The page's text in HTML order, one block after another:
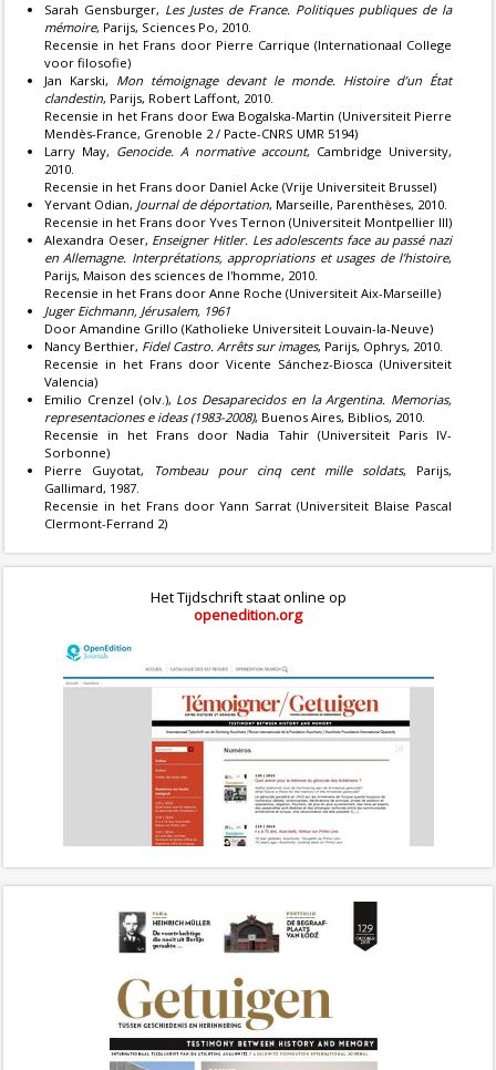
Sarah Gensburger, Les Justes de France. Politiques publiques de la
mémoire, Parijs, Sciences Po, 2010.
Recensie in het Frans door Pierre Carrique (Internationaal College
voor filosofie)
Jan Karski, Mon témoignage devant le monde. Histoire d’un État
clandestin, Parijs, Robert Laffont, 2010.
Recensie in het Frans door Ewa Bogalska-Martin (Universiteit Pierre
Mendès-France, Grenoble 2 / Pacte-CNRS UMR 5194)
Larry May, Genocide. A normative account, Cambridge University,
2010.
Recensie in het Frans door Daniel Acke (Vrije Universiteit Brussel)
Yervant Odian, Journal de déportation, Marseille, Parenthèses, 2010.
Recensie in het Frans door Yves Ternon (Universiteit Montpellier III)
Alexandra Oeser, Enseigner Hitler. Les adolescents face au passé nazi
en Allemagne. Interprétations, appropriations et usages de l’histoire,
Parijs, Maison des sciences de l'homme, 2010.
Recensie in het Frans door Anne Roche (Universiteit Aix-Marseille)
Juger Eichmann, Jérusalem, 1961
Door Amandine Grillo (Katholieke Universiteit Louvain-la-Neuve)
Nancy Berthier, Fidel Castro. Arrêts sur images, Parijs, Ophrys, 2010.
Recensie in het Frans door Vicente Sánchez-Biosca (Universiteit
Valencia)
Emilio Crenzel (olv.), Los Desaparecidos en la Argentina. Memorias,
representaciones e ideas (1983-2008), Buenos Aires, Biblios, 2010.
Recensie in het Frans door Nadia Tahir (Universiteit Paris IV-
Sorbonne)
Pierre Guyotat,
Tombeau pour cinq cent mille soldats, Parijs,
Gallimard, 1987.
Recensie in het Frans door Yann Sarrat (Universiteit Blaise Pascal
Clermont-Ferrand 2)
Het Tijdschrift staat online op
openedition.org